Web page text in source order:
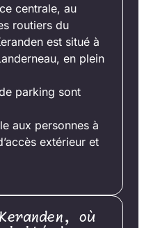
centrale, au
routiers du
est situé à
en plein
parking sont
aux personnes à
extérieur et
où